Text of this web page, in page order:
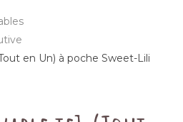
en Un) à poche Sweet-Lili